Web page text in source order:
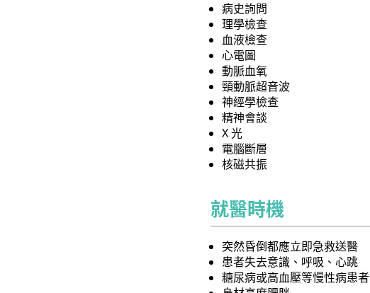
病史詢問
理學檢查
血液檢查
心電圖
動脈血氧
頸動脈超音波
神經學檢查
精神會談
X 光
電腦斷層
核磁共振
就醫時機
突然昏倒都應立即急救送醫
患者失去意識、呼吸、心跳
糖尿病或高血壓等慢性病患者